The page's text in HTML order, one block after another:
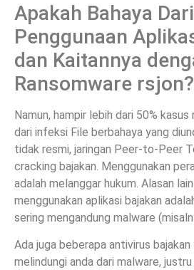
Apakah Bahaya Dari
Penggunaan
dan Kaitannya
Ransomware rsjon?
Namun, hampir lebih dari 50%
dari infeksi File berbahaya yang
tidak resmi, jaringan Peer-to-Peer
cracking bajakan. Menggunakan
adalah melanggar hukum. Alasan
menggunakan aplikasi bajakan
sering mengandung malware
Ada juga beberapa antivirus bajakan
melindungi anda dari malware,